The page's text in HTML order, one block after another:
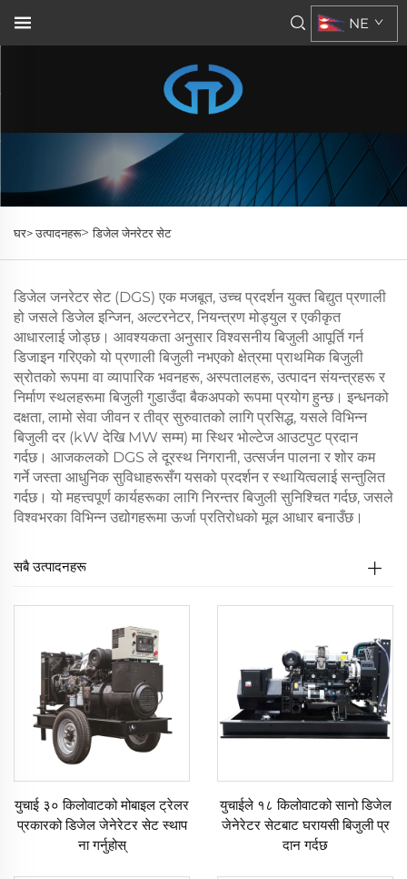
NE
घर>उत्पादनहरू>डिजेल जेनरेटर सेट
डिजेल जनरेटर सेट (DGS) एक मजबूत, उच्च प्रदर्शन युक्त बिद्युत प्रणाली
हो जसले डिजेल इन्जिन, अल्टरनेटर, नियन्त्रण मोड्युल र एकीकृत
आधारलाई जोड्छ। आवश्यकता अनुसार विश्वसनीय बिजुली आपूर्ति गर्न
डिजाइन गरिएको यो प्रणाली बिजुली नभएको क्षेत्रमा प्राथमिक बिजुली
स्रोतको रूपमा वा व्यापारिक भवनहरू, अस्पतालहरू, उत्पादन संयन्त्रहरू र
निर्माण स्थलहरूमा बिजुली गुडाउँदा बैकअपको रूपमा प्रयोग हुन्छ। इन्धनको
दक्षता, लामो सेवा जीवन र तीव्र सुरुवातको लागि प्रसिद्ध, यसले विभिन्न
बिजुली दर (kW देखि MW सम्म) मा स्थिर भोल्टेज आउटपुट प्रदान
गर्दछ। आजकलको DGS ले दूरस्थ निगरानी, उत्सर्जन पालना र शोर कम
गर्ने जस्ता आधुनिक सुविधाहरूसँग यसको प्रदर्शन र स्थायित्वलाई सन्तुलित
गर्दछ। यो महत्त्वपूर्ण कार्यहरूका लागि निरन्तर बिजुली सुनिश्चित गर्दछ, जसले
विश्वभरका विभिन्न उद्योगहरूमा ऊर्जा प्रतिरोधको मूल आधार बनाउँछ।
सबै उत्पादनहरू
युचाई ३० किलोवाटको मोबाइल ट्रेलर
प्रकारको डिजेल जेनेरेटर सेट स्थाप
ना गर्नुहोस्
युचाईले १८ किलोवाटको सानो डिजेल
जेनेरेटर सेटबाट घरायसी बिजुली प्र
दान गर्दछ